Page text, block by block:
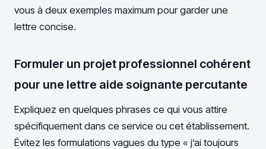
vous à deux exemples maximum pour garder une
lettre concise.
Formuler un projet professionnel cohérent
pour une lettre aide soignante percutante
Expliquez en quelques phrases ce qui vous attire
spécifiquement dans ce service ou cet établissement.
Évitez les formulations vagues du type « j’ai toujours